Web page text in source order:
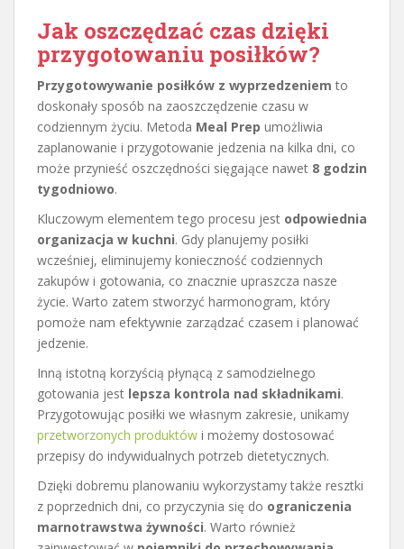
Jak oszczędzać czas dzięki
przygotowaniu posiłków?
Przygotowywanie posiłków z wyprzedzeniem to
doskonały sposób na zaoszczędzenie czasu w
codziennym życiu. Metoda Meal Prep umożliwia
zaplanowanie i przygotowanie jedzenia na kilka dni, co
może przynieść oszczędności sięgające nawet 8 godzin
tygodniowo.
Kluczowym elementem tego procesu jest odpowiednia
organizacja w kuchni. Gdy planujemy posiłki
wcześniej, eliminujemy konieczność codziennych
zakupów i gotowania, co znacznie upraszcza nasze
życie. Warto zatem stworzyć harmonogram, który
pomoże nam efektywnie zarządzać czasem i planować
jedzenie.
Inną istotną korzyścią płynącą z samodzielnego
gotowania jest lepsza kontrola nad składnikami.
Przygotowując posiłki we własnym zakresie, unikamy
przetworzonych produktów i możemy dostosować
przepisy do indywidualnych potrzeb dietetycznych.
Dzięki dobremu planowaniu wykorzystamy także resztki
z poprzednich dni, co przyczynia się do ograniczenia
marnotrawstwa żywności. Warto również